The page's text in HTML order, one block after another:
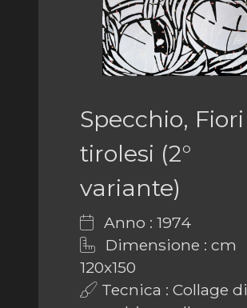
Specchio, Fiori
tirolesi (2°
variante)
Anno : 1974
Dimensione : cm
120x150
Tecnica : Collage di